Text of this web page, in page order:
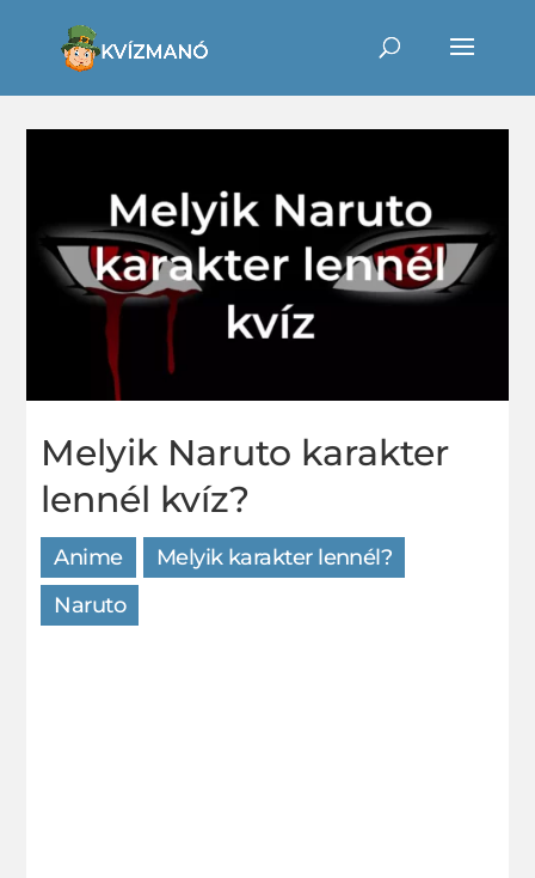
Melyik Naruto karakter
lennél kvíz?
Anime
Melyik karakter lennél?
Naruto